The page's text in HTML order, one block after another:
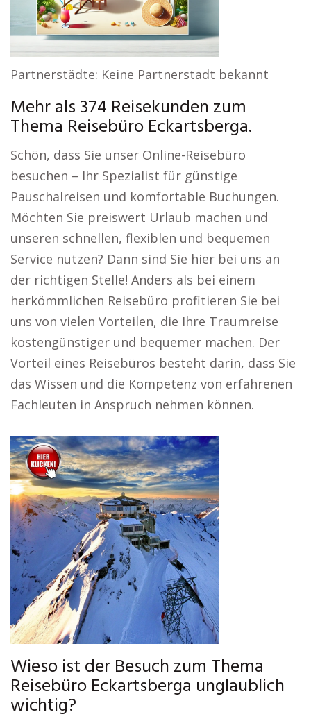
Partnerstädte: Keine Partnerstadt bekannt
Mehr als 374 Reisekunden zum
Thema Reisebüro Eckartsberga.
Schön, dass Sie unser Online-Reisebüro
besuchen – Ihr Spezialist für günstige
Pauschalreisen und komfortable Buchungen.
Möchten Sie preiswert Urlaub machen und
unseren schnellen, flexiblen und bequemen
Service nutzen? Dann sind Sie hier bei uns an
der richtigen Stelle! Anders als bei einem
herkömmlichen Reisebüro profitieren Sie bei
uns von vielen Vorteilen, die Ihre Traumreise
kostengünstiger und bequemer machen. Der
Vorteil eines Reisebüros besteht darin, dass Sie
das Wissen und die Kompetenz von erfahrenen
Fachleuten in Anspruch nehmen können.
Wieso ist der Besuch zum Thema
Reisebüro Eckartsberga unglaublich
wichtig?